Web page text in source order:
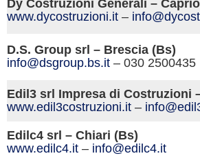
Dy Costruzioni Generali –
www.dycostruzioni.it –
D.S. Group srl – Brescia (Bs)
info@dsgroup.bs.it – 030 2500435
Edil3 srl Impresa di Costruzioni
www.edil3costruzioni.it –
Edilc4 srl – Chiari (Bs)
www.edilc4.it – info@edilc4.it